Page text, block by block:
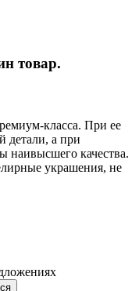
товар.
класса. При ее
детали, а при
наивысшего качества.
украшения, не